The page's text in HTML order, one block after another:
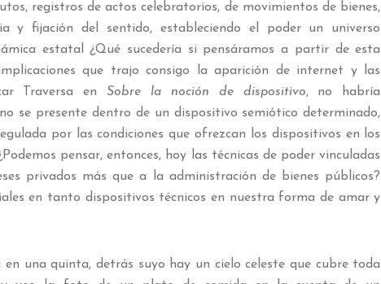
registros de actos celebratorios, de movimientos de bienes,
y fijación del sentido, estableciendo el poder un universo
estatal ¿Qué sucedería si pensáramos a partir de esta
que trajo consigo la aparición de internet y las
Traversa enSobre la noción de dispositivo, no habría
se presente dentro de un dispositivo semiótico determinado,
por las condiciones que ofrezcan los dispositivos en los
pensar, entonces, hoy las técnicas de poder vinculadas
privados más que a la administración de bienes públicos?
en tanto dispositivos técnicos en nuestra forma de amar y
en una quinta, detrás suyo hay un cielo celeste que cubre toda